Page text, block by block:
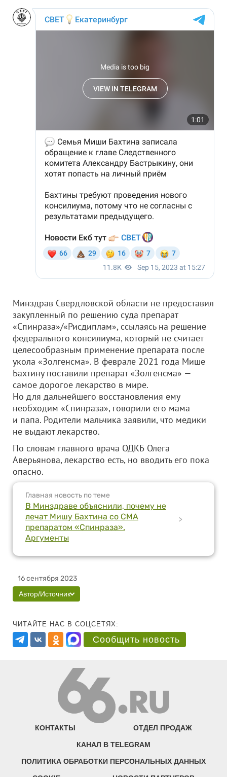
Минздрав Свердловской области не предоставил
закупленный по решению суда препарат
«Спинраза»/«Рисдиплам», ссылаясь на решение
федерального консилиума, который не считает
целесообразным применение препарата после
укола «Золгенсма». В феврале 2021 года Мише
Бахтину поставили препарат «Золгенсма» —
самое дорогое лекарство в мире.
Но для дальнейшего восстановления ему
необходим «Спинраза», говорили его мама
и папа. Родители мальчика заявили, что медики
не выдают лекарство.
По словам главного врача ОДКБ Олега
Аверьянова, лекарство есть, но вводить его пока
опасно.
Главная новость по теме
В Минздраве объяснили, почему не
лечат Мишу Бахтина со СМА
препаратом «Спинраза».
Аргументы
>
16 сентября 2023
Автор/Источник
ЧИТАЙТЕ НАС В СОЦСЕТЯХ:
Сообщить новость
КОНТАКТЫ ОТДЕЛ ПРОДАЖ
КАНАЛ В TELEGRAM
ПОЛИТИКА ОБРАБОТКИ ПЕРСОНАЛЬНЫХ ДАННЫХ